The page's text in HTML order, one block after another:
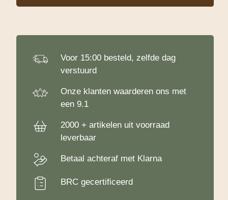
Metallic
20
aantal
Voor 15:00 besteld, zelfde dag
verstuurd
Onze klanten waarderen ons met
een 9.1
2000 + artikelen uit voorraad
leverbaar
Betaal achteraf met Klarna
BRC gecertificeerd